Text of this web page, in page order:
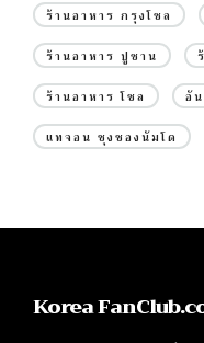
ร้านอาหาร กรุงโซล
ร้านอาหาร ปูซาน
ร้านอาหาร โซล อั
แทจอน ชุงชองนัมโด
Korea